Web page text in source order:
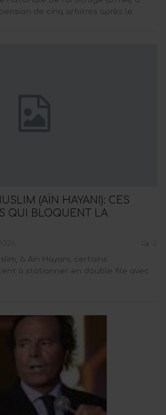
de cinq arbitres après le…
(AÏN HAYANI): CES
QUI BLOQUENT LA
à Aïn Hayani, certains
à stationner en double file avec